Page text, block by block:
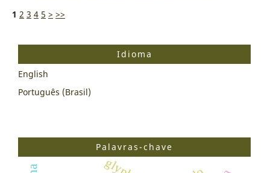
1 2 3 4 5 > >>
Idioma
English
Português (Brasil)
Palavras-chave